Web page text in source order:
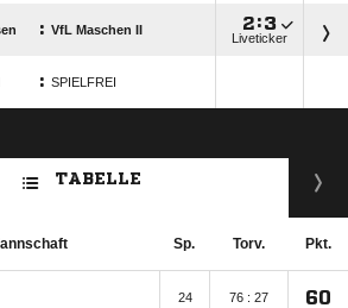
: VfL Maschen II :
Liveticker
: SPIELFREI
ANZEIGE
TABELLE
Sp. Torv. Pkt.
24 76 : 27 60